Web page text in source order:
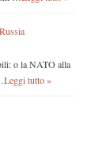
o la NATO alla
Leggi tutto »